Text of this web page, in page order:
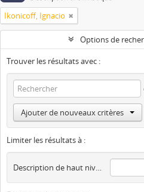
Ikonicoff, Ignacio
Options de
Trouver les résultats avec :
Ajouter de nouveaux critères
Limiter les résultats à :
Description de haut niveau